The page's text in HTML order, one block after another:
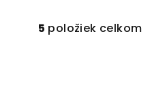
O
5 položiek celkom